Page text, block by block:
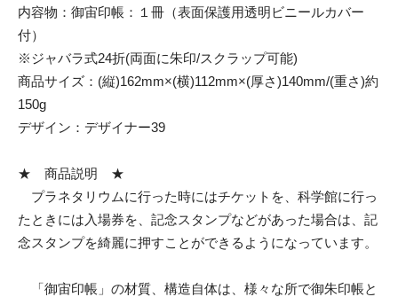
内容物：御宙印帳：１冊（表面保護用透明ビニールカバー
付）
※ジャバラ式24折(両面に朱印/スクラップ可能)
商品サイズ：(縦)162mm×(横)112mm×(厚さ)140mm/(重さ)約
150g
デザイン：デザイナー39
★ 商品説明 ★
プラネタリウムに行った時にはチケットを、科学館に行っ
たときには入場券を、記念スタンプなどがあった場合は、記
念スタンプを綺麗に押すことができるようになっています。
「御宙印帳」の材質、構造自体は、様々な所で御朱印帳と